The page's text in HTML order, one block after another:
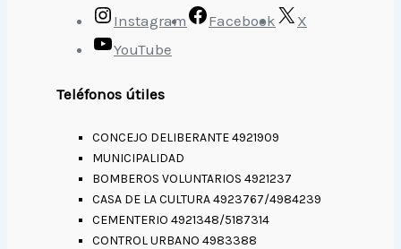
Instagram Facebook
X
YouTube
Teléfonos útiles
CONCEJO DELIBERANTE 4921909
MUNICIPALIDAD
BOMBEROS VOLUNTARIOS 4921237
CASA DE LA CULTURA 4923767/4984239
CEMENTERIO 4921348/5187314
CONTROL URBANO 4983388